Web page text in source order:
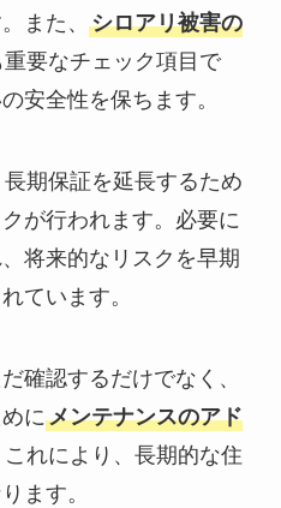
また、 シロアリ被害の
重要なチェック項目で
安全性を保ちます。
期保証を延長するため
が行われます。必要に
将来的なリスクを早期
ています。
確認するだけでなく、
にメンテナンスのアド
れにより、長期的な住
ます。